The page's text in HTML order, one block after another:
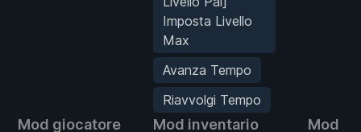
Imposta Livello
Max
Avanza Tempo
Riavvolgi Tempo
Mod giocatore Mod inventario
Mod